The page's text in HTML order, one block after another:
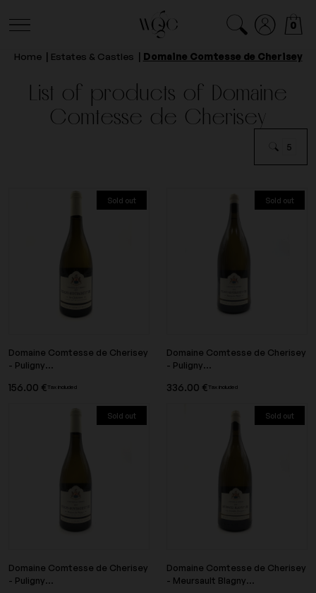
0
Home Estates & Castles Domaine Comtesse de Cherisey
List of products of Domaine
Comtesse de Cherisey
5
Sold out
Domaine Comtesse de Cherisey
- Puligny...
156.00 € Tax included
Sold out
Domaine Comtesse de Cherisey
- Puligny...
336.00 € Tax included
Sold out
Domaine Comtesse de Cherisey
- Puligny...
Sold out
Domaine Comtesse de Cherisey
- Meursault Blagny...